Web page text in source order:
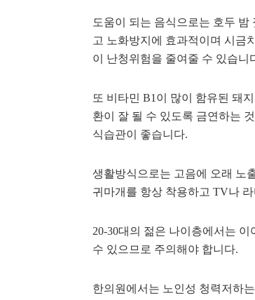
도움이 되는 음식으로는 호두
고 노화방지에 효과적이며 시금
이 난청위험을 줄여줄 수 있습니
또 비타민 B1이 많이 함유된 돼
환이 잘 될 수 있도록 금연하는
식습관이 좋습니다.
생활방식으로는 고음에 오래 노
귀마개를 항상 착용하고 TV나
20-30대의 젊은 나이층에서는
수 있으므로 주의해야 합니다.
한의원에서는 노인성 청력저하